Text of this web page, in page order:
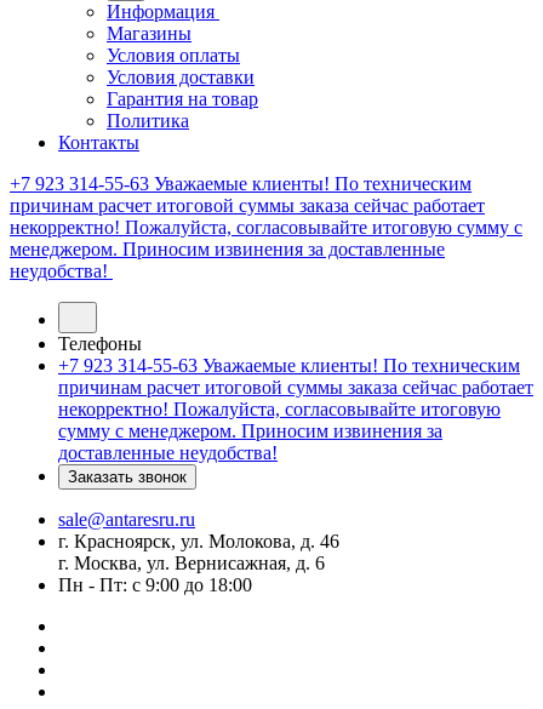
Информация
Магазины
Условия оплаты
Условия доставки
Гарантия на товар
Политика
Контакты
+7 923 314-55-63 Уважаемые клиенты! По техническим
причинам расчет итоговой суммы заказа сейчас работает
некорректно! Пожалуйста, согласовывайте итоговую сумму с
менеджером. Приносим извинения за доставленные
неудобства!
Телефоны
+7 923 314-55-63 Уважаемые клиенты! По техническим
причинам расчет итоговой суммы заказа сейчас работает
некорректно! Пожалуйста, согласовывайте итоговую
сумму с менеджером. Приносим извинения за
доставленные неудобства!
Заказать звонок
sale@antaresru.ru
г. Красноярск, ул. Молокова, д. 46
г. Москва, ул. Вернисажная, д. 6
Пн - Пт: с 9:00 до 18:00